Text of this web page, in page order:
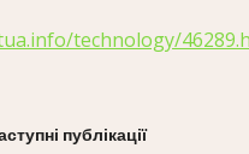
technology/
публікації